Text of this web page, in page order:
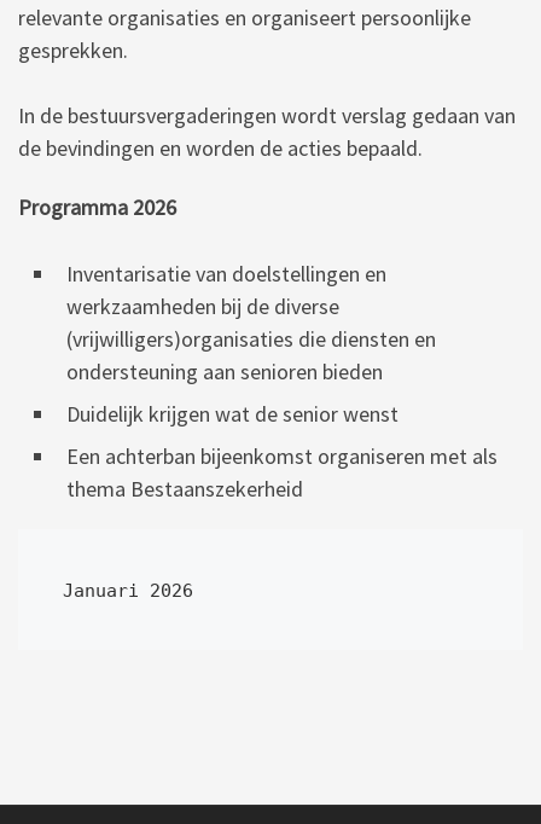
relevante organisaties en organiseert persoonlijke
gesprekken.
In de bestuursvergaderingen wordt verslag gedaan van
de bevindingen en worden de acties bepaald.
Programma 2026
Inventarisatie van doelstellingen en
werkzaamheden bij de diverse
(vrijwilligers)organisaties die diensten en
ondersteuning aan senioren bieden
Duidelijk krijgen wat de senior wenst
Een achterban bijeenkomst organiseren met als
thema Bestaanszekerheid
Januari 2026